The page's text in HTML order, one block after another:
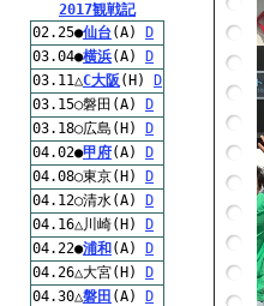
2017観戦記
02.25●仙台(A)
D
03.04●横浜(A)
D
03.11△C大阪 (H)
D
03.15○磐田(A)
D
03.18○広島(H)
D
04.02●甲府(A)
D
04.08○東京(H)
D
04.12○清水(A)
D
04.16△川崎(H)
D
04.22●浦和 (A)
D
04.26△大宮(H)
D
04.30△磐田 (A)
D